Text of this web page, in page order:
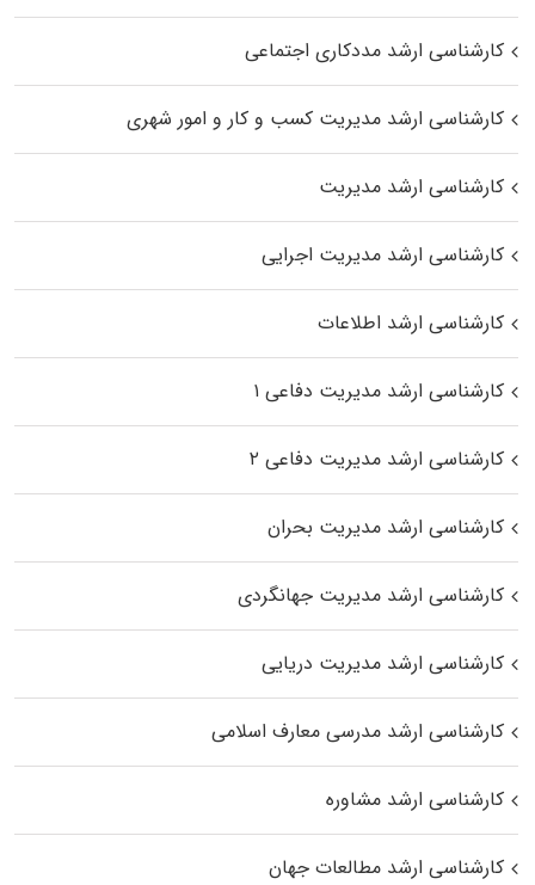
کارشناسی ارشد مددکاری اجتماعی
کارشناسی ارشد مدیریت کسب و کار و امور شهری
کارشناسی ارشد مدیریت
کارشناسی ارشد مدیریت اجرایی
کارشناسی ارشد اطلاعات
کارشناسی ارشد مدیریت دفاعی ۱
کارشناسی ارشد مدیریت دفاعی ۲
کارشناسی ارشد مدیریت بحران
کارشناسی ارشد مدیریت جهانگردی
کارشناسی ارشد مدیریت دریایی
کارشناسی ارشد مدرسی معارف اسلامی
کارشناسی ارشد مشاوره
کارشناسی ارشد مطالعات جهان